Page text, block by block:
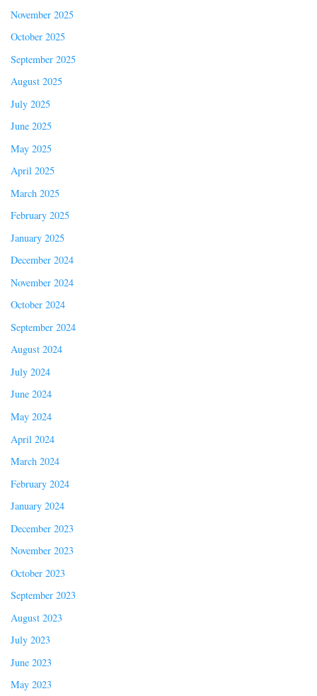
November 2025
October 2025
September 2025
August 2025
July 2025
June 2025
May 2025
April 2025
March 2025
February 2025
January 2025
December 2024
November 2024
October 2024
September 2024
August 2024
July 2024
June 2024
May 2024
April 2024
March 2024
February 2024
January 2024
December 2023
November 2023
October 2023
September 2023
August 2023
July 2023
June 2023
May 2023